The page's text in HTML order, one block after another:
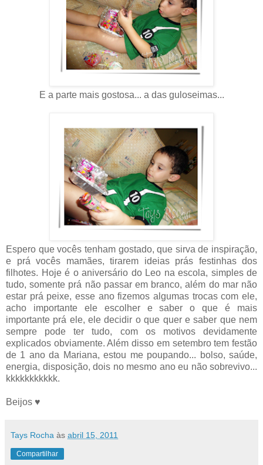
E a parte mais gostosa... a das guloseimas...
Espero que vocês tenham gostado, que sirva de inspiração,
e prá vocês mamães, tirarem ideias prás festinhas dos
filhotes. Hoje é o aniversário do Leo na escola, simples de
tudo, somente prá não passar em branco, além do mar não
estar prá peixe, esse ano fizemos algumas trocas com ele,
acho importante ele escolher e saber o que é mais
importante prá ele, ele decidir o que quer e saber que nem
sempre pode ter tudo, com os motivos devidamente
explicados obviamente. Além disso em setembro tem festão
de 1 ano da Mariana, estou me poupando... bolso, saúde,
energia, disposição, dois no mesmo ano eu não sobrevivo...
kkkkkkkkkkk.
Beijos ♥
Tays Rocha às abril 15, 2011
Compartilhar